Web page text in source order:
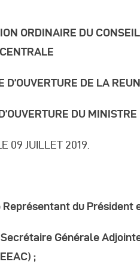
ORDINAIRE DU
D’OUVERTURE DE LA
DU
09 JUILLET 2019.
Représentant du Président
Générale
;